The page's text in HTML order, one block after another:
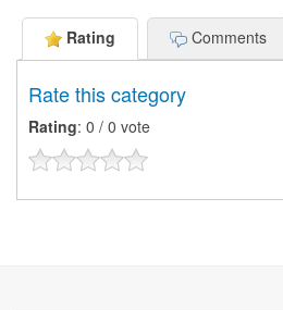
Rating Comments
Rate this category
Rating: 0 / 0 vote